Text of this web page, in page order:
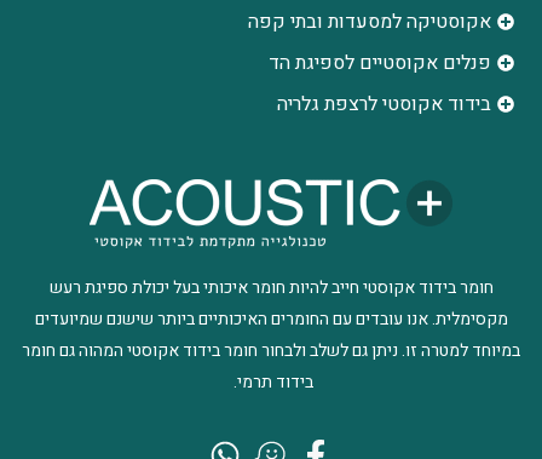
חומר בידוד אקוסטי חייב להיות חומר איכותי בעל יכולת ספיגת רעש
מקסימלית. אנו עובדים עם החומרים האיכותיים ביותר שישנם שמיועדים
במיוחד למטרה זו. ניתן גם לשלב ולבחור חומר בידוד אקוסטי המהוה גם חומר
בידוד תרמי.
אקוסטיקה למסעדות ובתי קפה
פנלים אקוסטיים לספיגת הד
בידוד אקוסטי לרצפת גלריה